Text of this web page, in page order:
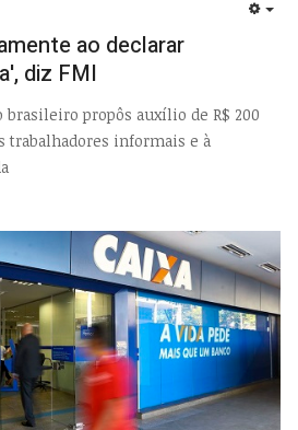
ao declarar
diz FMI
propôs auxílio de R$ 200
trabalhadores informais e à